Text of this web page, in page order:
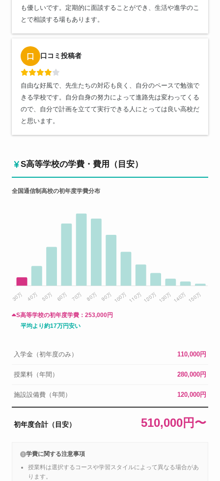
も優しいです。定期的に面談することができ、生活や進学のこ
とで相談する場もあります。
口 口コミ投稿者
自由な好風で、先生たちの対応も良く、自分のペースで勉強で
きる学校です。自分自身の努力によって進路先は変わってくる
ので、自分で計画を立てて実行できる人にとっては良い高校だ
と思います。
S高等学校の学費・費用（目安）
全国通信制高校の初年度学費分布
S高等学校の初年度学費： 253,000円
平均より約17万円安い
入学金（初年度のみ） 110,000円
授業料（年間） 280,000円
施設設備費（年間） 120,000円
初年度合計（目安） 510,000円〜
学費に関する注意事項
授業料は選択するコースや学習スタイルによって異なる場合があ
ります。